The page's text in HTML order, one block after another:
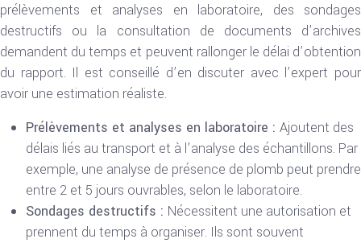
prélèvements et analyses en laboratoire, des sondages
destructifs ou la consultation de documents d’archives
demandent du temps et peuvent rallonger le délai d’obtention
du rapport. Il est conseillé d’en discuter avec l’expert pour
avoir une estimation réaliste.
Prélèvements et analyses en laboratoire : Ajoutent des
délais liés au transport et à l’analyse des échantillons. Par
exemple, une analyse de présence de plomb peut prendre
entre 2 et 5 jours ouvrables, selon le laboratoire.
Sondages destructifs : Nécessitent une autorisation et
prennent du temps à organiser. Ils sont souvent